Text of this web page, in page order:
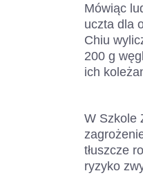
Mówiąc
uczta dla
Chiu
200 g
ich
W Szkole
tłuszcze
ryzyko